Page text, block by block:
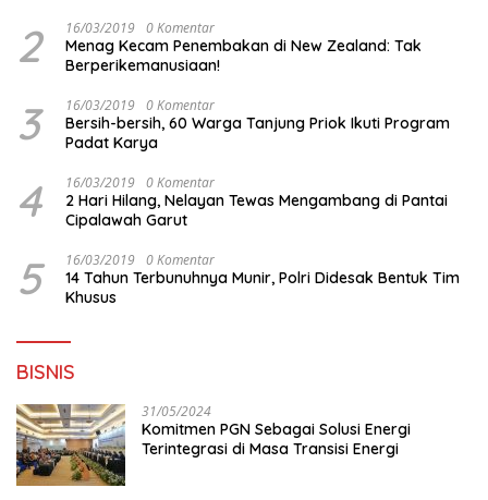
2 16/03/2019 0 Komentar
Menag Kecam Penembakan di New Zealand: Tak
Berperikemanusiaan!
3 16/03/2019 0 Komentar
Bersih-bersih, 60 Warga Tanjung Priok Ikuti Program
Padat Karya
4 16/03/2019 0 Komentar
2 Hari Hilang, Nelayan Tewas Mengambang di Pantai
Cipalawah Garut
5 16/03/2019 0 Komentar
14 Tahun Terbunuhnya Munir, Polri Didesak Bentuk Tim
Khusus
BISNIS
31/05/2024
Komitmen PGN Sebagai Solusi Energi
Terintegrasi di Masa Transisi Energi